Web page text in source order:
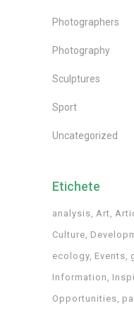
Photographers
Photography
Sculptures
Sport
Uncategorized
Etichete
analysis Art
Culture
ecology Events
Information
Opportunities